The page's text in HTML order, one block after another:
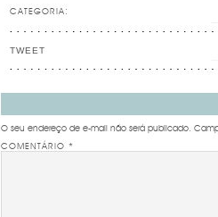
CATEGORIA:
TWEET
O seu endereço de e-mail não será publicado.
COMENTÁRIO *